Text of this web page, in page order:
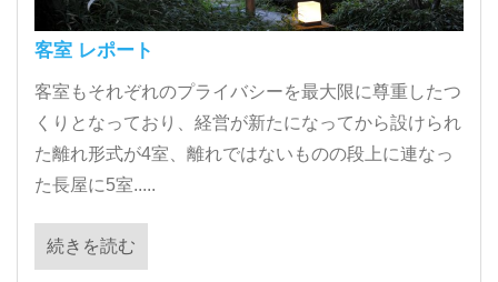
客室 レポート
客室もそれぞれのプライバシーを最大限に尊重したつ
くりとなっており、経営が新たになってから設けられ
た離れ形式が4室、離れではないものの段上に連なっ
た長屋に5室.....
続きを読む